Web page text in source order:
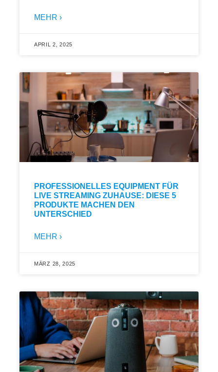
MEHR ›
APRIL 2, 2025
PROFESSIONELLES EQUIPMENT FÜR
LIVE STREAMING ZUHAUSE: DIESE 5
PRODUKTE MACHEN DEN
UNTERSCHIED
MEHR ›
MÄRZ 28, 2025